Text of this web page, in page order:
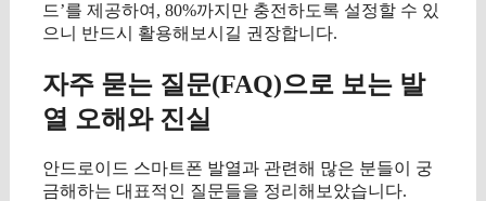
드’를 제공하여, 80%까지만 충전하도록 설정할 수 있
으니 반드시 활용해보시길 권장합니다.
자주 묻는 질문(FAQ)으로 보는 발
열 오해와 진실
안드로이드 스마트폰 발열과 관련해 많은 분들이 궁
금해하는 대표적인 질문들을 정리해보았습니다.